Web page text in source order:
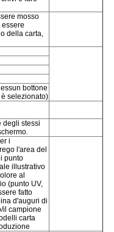
mosso
della carta,
bottone
selezionato)
degli stessi
i
l'area del
punto
illustrativo
al
(punto UV,
fatto
d'auguri di
il campione
carta